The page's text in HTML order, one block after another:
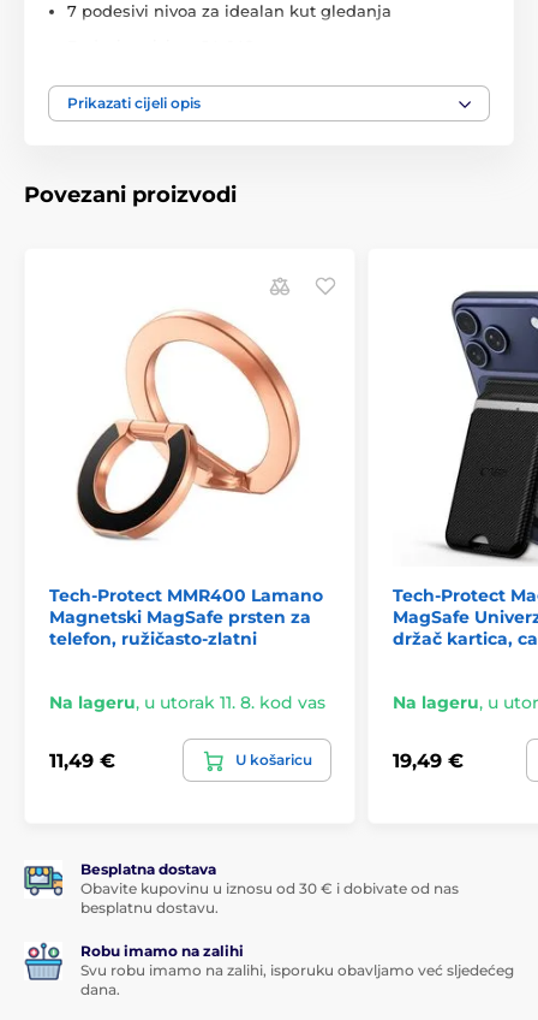
7 podesivi nivoa za idealan kut gledanja
Lagan i prenosiv dizajn – težina samo 237 g
Izdržljiva konstrukcija od aluminijske legure
Kompatibilan s laptopima veličine 13–20"
Proizvod je uvršten u kategorije
Prikazati cijeli opis
Povezani proizvodi
Tech-Protect MMR400 Lamano
Magnetski MagSafe prsten za
telefon, ružičasto-zlatni
Na lageru, u utorak 11. 8. kod vas
11,49 € U košaricu
Tech-Protect
MagSafe
držač kartica,
Na lageru, u
19,49 €
Besplatna dostava
Obavite kupovinu u iznosu od 30 € i dobivate od nas
besplatnu dostavu.
Robu imamo na zalihi
Svu robu imamo na zalihi, isporuku obavljamo već sljedećeg
dana.